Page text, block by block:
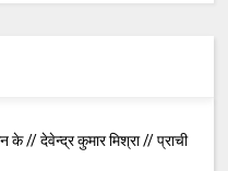
के // देवेन्द्र कुमार मिश्रा // प्राची